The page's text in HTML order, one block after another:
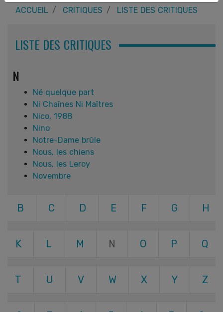
ACCUEIL CRITIQUES LISTE DES CRITIQUES
LISTE DES CRITIQUES
N
Né quelque part
Ni Chaînes Ni Maîtres
Nico, 1988
Nino
Notre-Dame brûle
Nous, les chiens
Nous, les Leroy
Novembre
B C D E F G H
K L M N O P Q
T U V W X Y Z